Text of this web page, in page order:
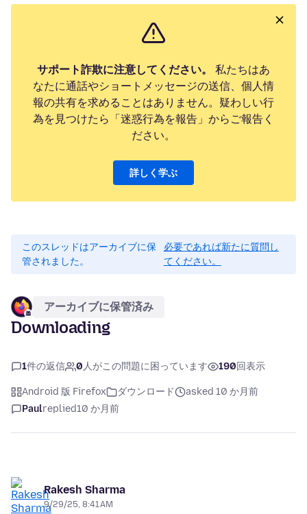
サポート詐欺に注意してください。
私たちはあ
なたに通話やショートメッセージの送信、個人情
報の共有を求めることはありません。疑わしい行
為を見つけたら「迷惑行為を報告」からご報告く
ださい。
詳しく学ぶ
このスレッドはアーカイブに保
管されました。
必要であれば新たに質問し
てください。
アーカイブに保管済み
Downloading
1件の返信 0人がこの問題に困っています 190回表示
Android 版 Firefox ダウンロード
asked 10 か月前
Paulreplied10 か月前
Rakesh Sharma
9/29/25, 8:41 AM